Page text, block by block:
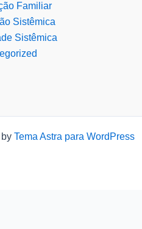
Familiar
Sistêmica
Sistêmica
Tema Astra para WordPress